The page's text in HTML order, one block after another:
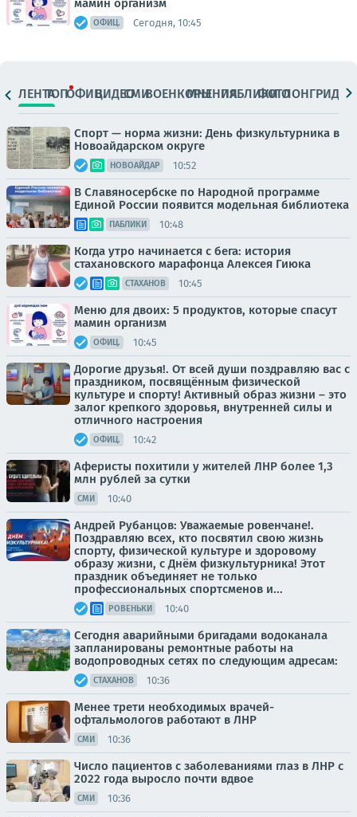
мамин организм
ОФИЦ. Сегодня, 10:45
ЛЕНТАТОПОФИЦ.ВИДЕОСМИВОЕНКОРЫМНЕНИЯПАБЛИКИ
ФОТОЛОНГРИДЫ
Спорт — норма жизни: День физкультурника в
Новоайдарском округе
НОВОАЙДАР 10:52
В Славяносербске по Народной программе
Единой России появится модельная библиотека
ПАБЛИКИ 10:48
Когда утро начинается с бега: история
стахановского марафонца Алексея Гиюка
СТАХАНОВ 10:45
Меню для двоих: 5 продуктов, которые спасут
мамин организм
ОФИЦ. 10:45
Дорогие друзья!. От всей души поздравляю вас с
праздником, посвящённым физической
культуре и спорту! Активный образ жизни – это
залог крепкого здоровья, внутренней силы и
отличного настроения
ОФИЦ. 10:42
Аферисты похитили у жителей ЛНР более 1,3
млн рублей за сутки
СМИ 10:40
Андрей Рубанцов: Уважаемые ровенчане!.
Поздравляю всех, кто посвятил свою жизнь
спорту, физической культуре и здоровому
образу жизни, с Днём физкультурника! Этот
праздник объединяет не только
профессиональных спортсменов и...
РОВЕНЬКИ 10:40
Сегодня аварийными бригадами водоканала
запланированы ремонтные работы на
водопроводных сетях по следующим адресам:
СТАХАНОВ 10:36
Менее трети необходимых врачей-
офтальмологов работают в ЛНР
СМИ 10:36
Число пациентов с заболеваниями глаз в ЛНР с
2022 года выросло почти вдвое
СМИ 10:36